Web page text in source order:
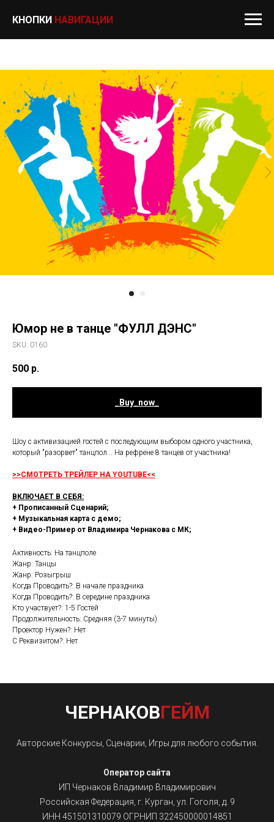
КНОПКИ НАВИГАЦИИ
Юмор не в танце "ФУЛЛ ДЭНС"
SKU: 0160
500 р.
_Buy_now_
Шоу с активизацией гостей с последующим выбором одного участника,
который "разорвет" танцпол... На рефрене 8 танцев от участника!
>>СМОТРЕТЬ ТРЕЙЛЕР НА YOUTUBE<<
ВКЛЮЧАЕТ В СЕБЯ:
+ Прописанный Сценарий;
+ Музыкальная карта с демо;
+ Видео-Пример от Владимира Чернакова с МК;
Активность: На танцполе
Жанр: Танцы
Жанр: Розыгрыш
Когда Проводить?: В начале праздника
Когда Проводить?: В середине праздника
Кто участвует?: 1-5 Гостей
Продолжительность: Средняя (3-7 минуты)
Проектор Нужен?: Нет
С Реквизитом?: Нет
ЧЕРНАКОВГЕЙМ
Авторские Конкурсы, Сценарии, Игры для любого события.
Оператор сайта
ИП Чернаков Владимир Владимирович
Российская Федерация, г. Курган, ул. Гоголя, д. 9
ИНН 451501310079 ОГРНИП 322450000014851